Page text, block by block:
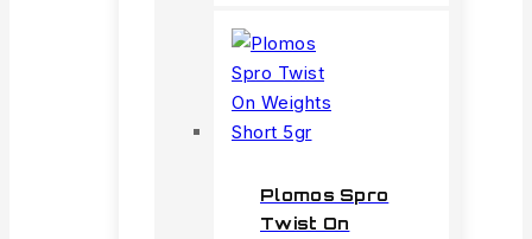
Plomos Spro
Twist On